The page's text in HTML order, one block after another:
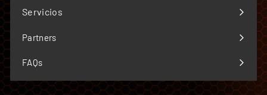
menú
Servicios
Expandir
menú
Partners
FAQs